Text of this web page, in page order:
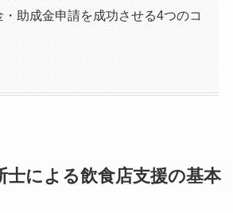
・助成金申請を成功させる4つのコ
士による飲食店支援の基本